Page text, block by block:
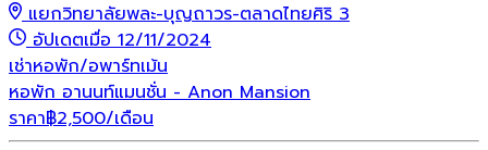
แยกวิทยาลัยพละ-บุญถาวร-ตลาดไทยศิริ 3
อัปเดตเมื่อ 12/11/2024
เช่าหอพัก/อพาร์ทเม้น
หอพัก อานนท์แมนชั่น - Anon Mansion
ราคา฿2,500/เดือน